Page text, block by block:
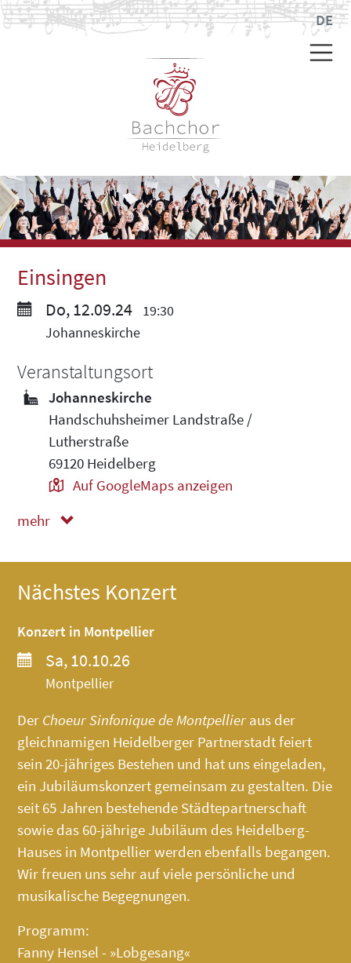
DE
Einsingen
Do, 12.09.24
19:30
Johanneskirche
Veranstaltungsort
Johanneskirche
Handschuhsheimer Landstraße /
Lutherstraße
69120 Heidelberg
Auf GoogleMaps anzeigen
mehr
Nächstes Konzert
Konzert in Montpellier
Sa, 10.10.26
Montpellier
Der Choeur Sinfonique de Montpellier aus der
gleichnamigen Heidelberger Partnerstadt feiert
sein 20-jähriges Bestehen und hat uns eingeladen,
ein Jubiläumskonzert gemeinsam zu gestalten. Die
seit 65 Jahren bestehende Städtepartnerschaft
sowie das 60-jährige Jubiläum des Heidelberg-
Hauses in Montpellier werden ebenfalls begangen.
Wir freuen uns sehr auf viele persönliche und
musikalische Begegnungen.
Programm:
Fanny Hensel - »Lobgesang«